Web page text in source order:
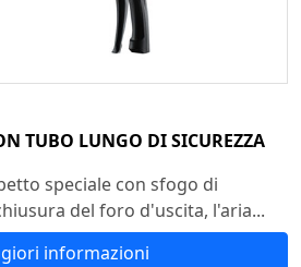
TUBO LUNGO DI SICUREZZA
speciale con sfogo di
del foro d'uscita, l'aria...
informazioni